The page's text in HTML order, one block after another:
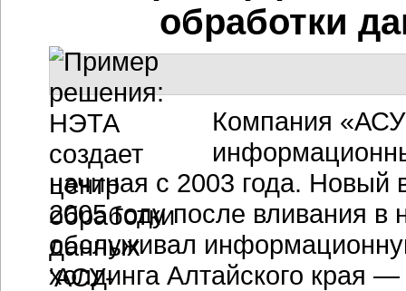
обработки
Компания
начиная с 2003 года. Новый
2005 году после вливания в
обслуживал
холдинга Алтайского края